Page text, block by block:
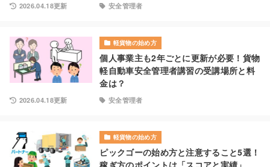
2026.04.18更新 安全管理者
軽貨物の始め方
個人事業主も2年ごとに更新が必要！貨物
軽自動車安全管理者講習の受講場所と料
金は？
2026.04.18更新 安全管理者
軽貨物の始め方
ピックゴーの始め方と注意すること5選！